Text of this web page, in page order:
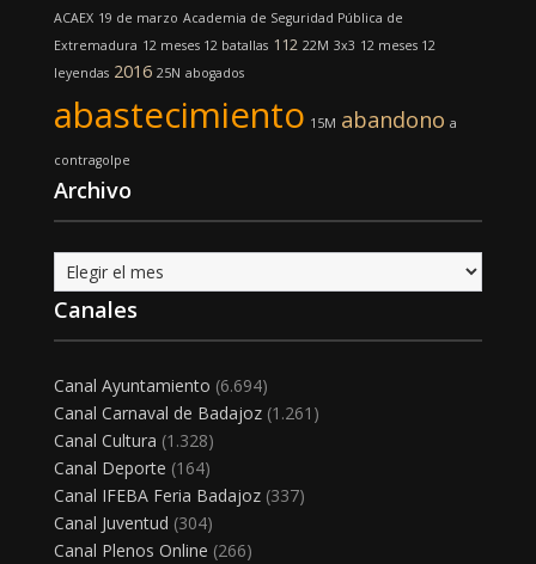
ACAEX 19 de marzo Academia de Seguridad Pública de
Extremadura 12 meses 12 batallas 112 22M 3x3 12 meses 12
leyendas 2016 25N abogados
abastecimiento 15M abandono a
contragolpe
Archivo
Archivo
Canales
Canal Ayuntamiento (6.694)
Canal Carnaval de Badajoz(1.261)
Canal Cultura (1.328)
Canal Deporte (164)
Canal IFEBA Feria Badajoz(337)
Canal Juventud (304)
Canal Plenos Online (266)